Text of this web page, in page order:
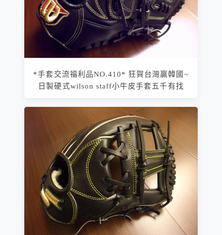
*手套交流福利品NO.410* 狂賀台灣贏韓國~
日製硬式wilson staff小牛皮手套五千有找